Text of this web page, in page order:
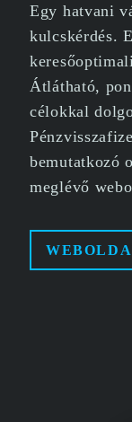
Egy hatvani
kulcskérdés.
Átlátható,
célokkal
bemutatkozó
meglévő